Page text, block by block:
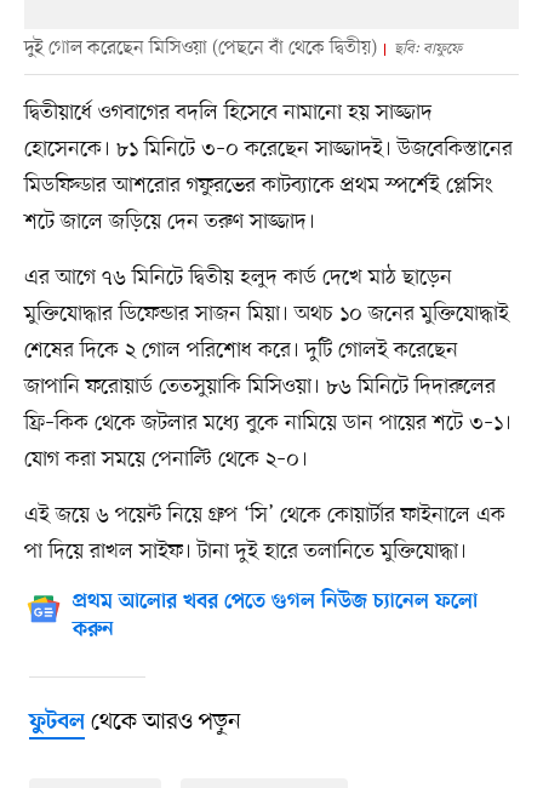
দুই গোল করেছেন মিসিওয়া (পেছনে বাঁ থেকে দ্বিতীয়) ছবি: বাফুফে
দ্বিতীয়ার্ধে ওগবাগের বদলি হিসেবে নামানো হয় সাজ্জাদ
হোসেনকে। ৮১ মিনিটে ৩–০ করেছেন সাজ্জাদই। উজবেকিস্তানের
মিডফিল্ডার আশরোর গফুরভের কাটব্যাকে প্রথম স্পর্শেই প্লেসিং
শটে জালে জড়িয়ে দেন তরুণ সাজ্জাদ।
এর আগে ৭৬ মিনিটে দ্বিতীয় হলুদ কার্ড দেখে মাঠ ছাড়েন
মুক্তিযোদ্ধার ডিফেন্ডার সাজন মিয়া। অথচ ১০ জনের মুক্তিযোদ্ধাই
শেষের দিকে ২ গোল পরিশোধ করে। দুটি গোলই করেছেন
জাপানি ফরোয়ার্ড তেতসুয়াকি মিসিওয়া। ৮৬ মিনিটে দিদারুলের
ফ্রি–কিক থেকে জটলার মধ্যে বুকে নামিয়ে ডান পায়ের শটে ৩–১।
যোগ করা সময়ে পেনাল্টি থেকে ২–০।
এই জয়ে ৬ পয়েন্ট নিয়ে গ্রুপ ‘সি’ থেকে কোয়ার্টার ফাইনালে এক
পা দিয়ে রাখল সাইফ। টানা দুই হারে তলানিতে মুক্তিযোদ্ধা।
প্রথম আলোর খবর পেতে গুগল নিউজ চ্যানেল ফলো
করুন
ফুটবলথেকে আরও পড়ুন